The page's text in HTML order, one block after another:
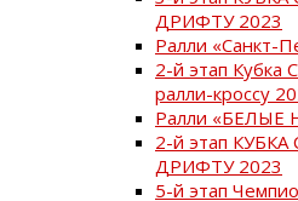
ДРИФТУ 2023
Ралли «Санкт-
2-й этап Кубка
ралли-кроссу
Ралли «БЕЛЫЕ
2-й этап
ДРИФТУ 2023
5-й этап